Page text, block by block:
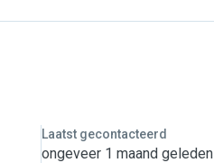
Laatst gecontacteerd
ongeveer 1 maand geleden